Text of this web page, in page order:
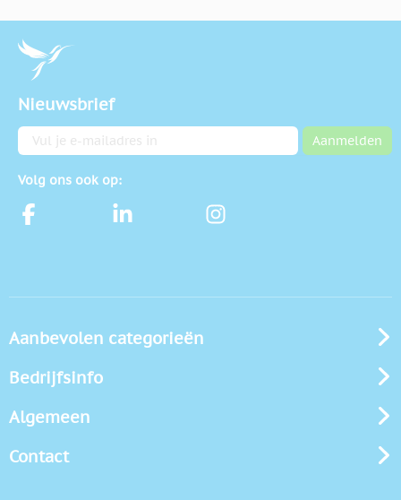
Nieuwsbrief
E-mailadres Aanmelden
Volg ons ook op:
Aanbevolen categorieën
Bedrijfsinfo
Algemeen
Contact